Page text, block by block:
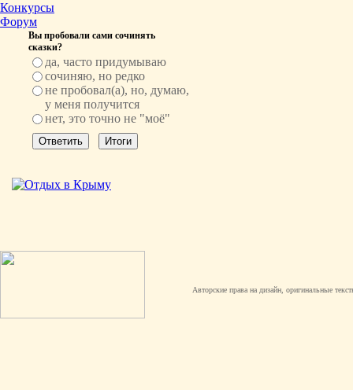
Конкурсы
Форум
Вы пробовали сами сочинять
сказки?
да, часто придумываю
сочиняю, но редко
не пробовал(а), но, думаю,
у меня получится
нет, это точно не "моё"
Авторские права на дизайн, оригинальные